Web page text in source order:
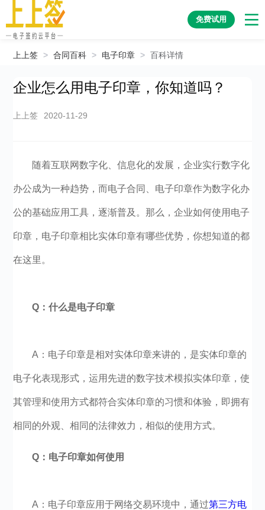
免费试用
上上签 > 合同百科 > 电子印章 > 百科详情
企业怎么用电子印章，你知道吗？
上上签 2020-11-29
随着互联网数字化、信息化的发展，企业实行数字化
办公成为一种趋势，而电子合同、电子印章作为数字化办
公的基础应用工具，逐渐普及。那么，企业如何使用电子
印章，电子印章相比实体印章有哪些优势，你想知道的都
在这里。
Q：什么是电子印章
A：电子印章是相对实体印章来讲的，是实体印章的
电子化表现形式，运用先进的数字技术模拟实体印章，使
其管理和使用方式都符合实体印章的习惯和体验，即拥有
相同的外观、相同的法律效力，相似的使用方式。
Q：电子印章如何使用
A：电子印章应用于网络交易环境中，通过第三方电